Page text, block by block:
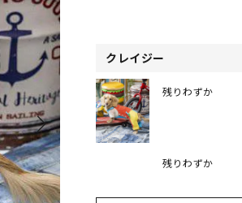
クレイジー
残りわずか
残りわずか